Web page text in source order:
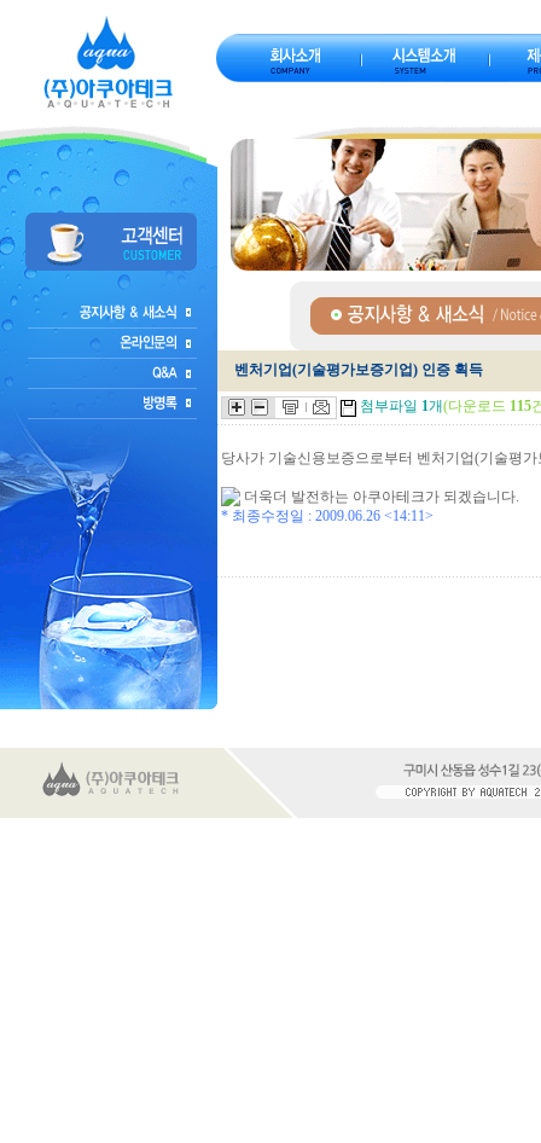
벤처기업(기술평가보증기업) 인증 획득
첨부파일 1개(다운로드 115
당사가 기술신용보증으로부터 벤처기업(기술평
더욱더 발전하는 아쿠아테크가 되겠습니다.
* 최종수정일 : 2009.06.26 <14:11>